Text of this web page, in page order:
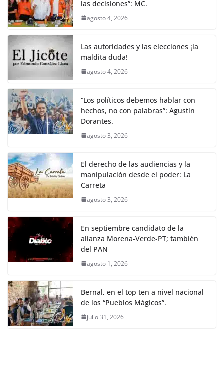
las decisiones”: MC.
agosto 4, 2026
Las autoridades y las elecciones ¡la
maldita duda!
agosto 4, 2026
“Los políticos debemos hablar con
hechos, no con palabras”: Agustín
Dorantes.
agosto 3, 2026
El derecho de las audiencias y la
manipulación desde el poder: La
Carreta
agosto 3, 2026
En septiembre candidato de la
alianza Morena-Verde-PT; también
del PAN
agosto 1, 2026
Bernal, en el top ten a nivel nacional
de los “Pueblos Mágicos”.
julio 31, 2026